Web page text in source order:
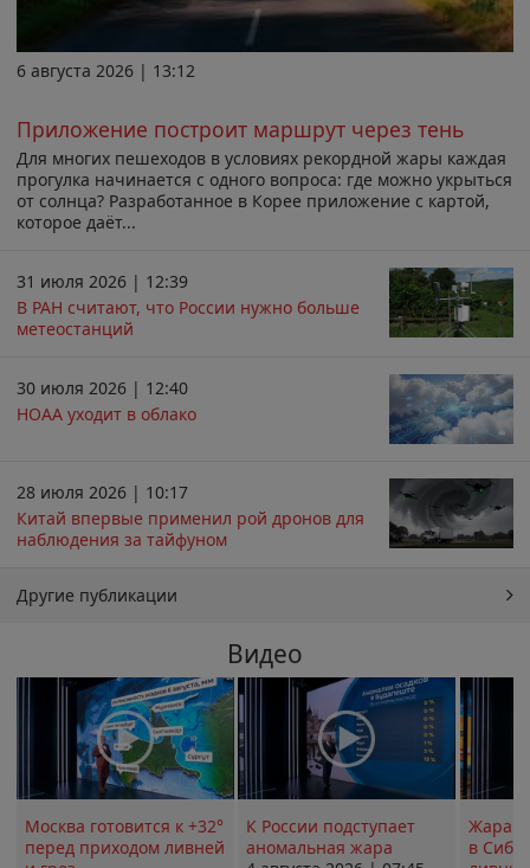
6 августа 2026 | 13:12
Приложение построит маршрут через тень
Для многих пешеходов в условиях рекордной жары каждая
прогулка начинается с одного вопроса: где можно укрыться
от солнца? Разработанное в Корее приложение с картой,
которое даёт...
31 июля 2026 | 12:39
В РАН считают, что России нужно больше
метеостанций
30 июля 2026 | 12:40
НОАА уходит в облако
28 июля 2026 | 10:17
Китай впервые применил рой дронов для
наблюдения за тайфуном
Другие публикации
Видео
Москва готовится к +32°
перед приходом ливней
К России подступает
аномальная жара
Жара в
в